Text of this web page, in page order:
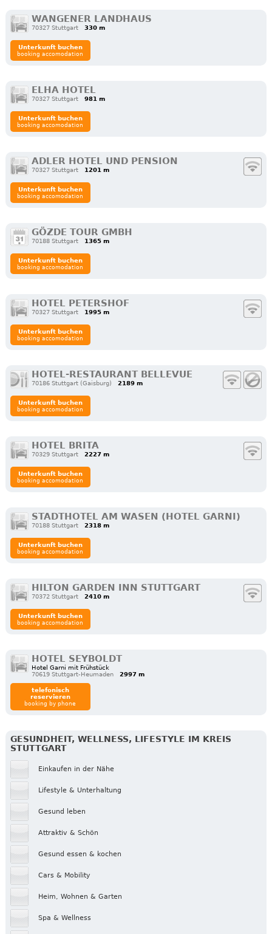
WANGENER LANDHAUS
70327 Stuttgart 330 m
Unterkunft buchen
booking accomodation
ELHA HOTEL
70327 Stuttgart 981 m
Unterkunft buchen
booking accomodation
ADLER HOTEL UND PENSION
70327 Stuttgart 1201 m
Unterkunft buchen
booking accomodation
GÖZDE TOUR GMBH
70188 Stuttgart 1365 m
Unterkunft buchen
booking accomodation
HOTEL PETERSHOF
70327 Stuttgart 1995 m
Unterkunft buchen
booking accomodation
HOTEL-RESTAURANT BELLEVUE
70186 Stuttgart (Gaisburg) 2189 m
Unterkunft buchen
booking accomodation
HOTEL BRITA
70329 Stuttgart 2227 m
Unterkunft buchen
booking accomodation
STADTHOTEL AM WASEN (HOTEL GARNI)
70188 Stuttgart 2318 m
Unterkunft buchen
booking accomodation
HILTON GARDEN INN STUTTGART
70372 Stuttgart 2410 m
Unterkunft buchen
booking accomodation
HOTEL SEYBOLDT
Hotel Garni mit Frühstück
70619 Stuttgart-Heumaden
2997 m
telefonisch
reservieren
booking by phone
GESUNDHEIT, WELLNESS, LIFESTYLE IM KREIS
STUTTGART
Einkaufen in der Nähe
Lifestyle & Unterhaltung
Gesund leben
Attraktiv & Schön
Gesund essen & kochen
Cars & Mobility
Heim, Wohnen & Garten
Spa & Wellness